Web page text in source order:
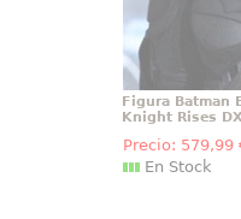
Figura Batman
Knight Rises
Precio: 579,99
En Stock